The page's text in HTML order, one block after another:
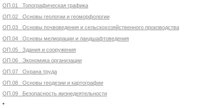
ОП.01 Топографическая графика
ОП.02 Основы геологии и геоморфологии
ОП.03 Основы почвоведения и сельскохозяйственного производства
ОП.04 Основы мелиорации и ландшафтоведения
ОП.05 Здания и сооружения
ОП.06 Экономика организации
ОП.07 Охрана труда
ОП.08 Основы геодезии и картографии
ОП.09 Безопасность жизнедеятельности
*